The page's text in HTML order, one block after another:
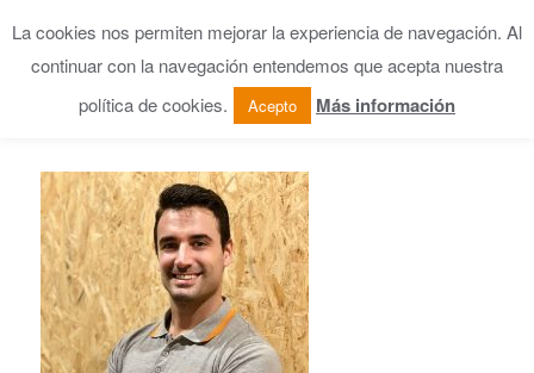
La cookies nos permiten mejorar la experiencia de navegación. Al
continuar con la navegación entendemos que acepta nuestra
política de cookies.
Acepto Más información